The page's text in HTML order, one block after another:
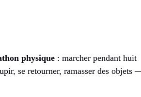
physique : marcher pendant huit
se retourner, ramasser des objets